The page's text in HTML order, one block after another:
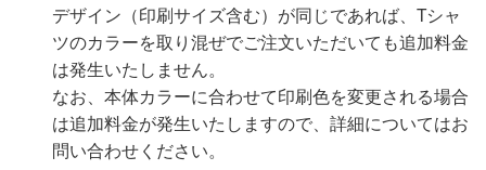
デザイン（印刷サイズ含む）が同じであれば、Tシャ
ツのカラーを取り混ぜでご注文いただいても追加料金
は発生いたしません。
なお、本体カラーに合わせて印刷色を変更される場合
は追加料金が発生いたしますので、詳細についてはお
問い合わせください。